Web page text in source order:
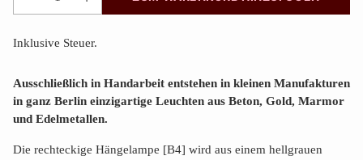
Anzahl
Inklusive Steuer.
Ausschließlich in Handarbeit entstehen in kleinen Manufakturen
in ganz Berlin einzigartige Leuchten aus Beton, Gold, Marmor
und Edelmetallen.
Die rechteckige Hängelampe [B4] wird aus einem hellgrauen